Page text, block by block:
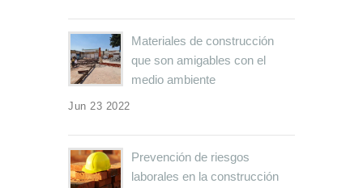
Materiales de construcción
que son amigables con el
medio ambiente
Jun 23 2022
Prevención de riesgos
laborales en la construcción